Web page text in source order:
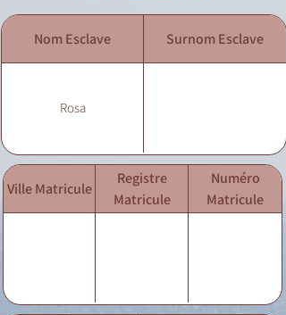
Nom Esclave Surnom Esclave
Rosa
Ville Matricule
Registre
Matricule
Numéro
Matricule